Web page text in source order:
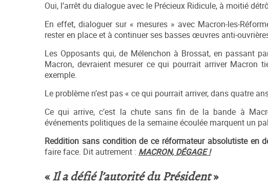
Oui, l’arrêt du dialogue avec le Précieux Ridicule, à moitié
En effet, dialoguer sur « mesures » avec Macron-les-
rester en place et à continuer ses basses œuvres anti-
Les Opposants qui, de Mélenchon à Brossat, en passant
Macron, devraient mesurer ce qui pourrait arriver Macron
exemple.
Le problème n’est pas « ce qui pourrait arriver, dans quatre
Ce qui arrive, c’est la chute sans fin de la bande à
événements politiques de la semaine écoulée marquent un
Reddition sans condition de ce réformateur absolutiste en
faire face. Dit autrement : MACRON, DÉGAGE !
« Il a défié l’autorité du Président»